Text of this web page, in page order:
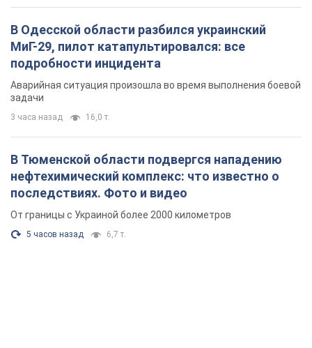
В Одесской области разбился украинский
МиГ-29, пилот катапультировался: все
подробности инцидента
Аварийная ситуация произошла во время выполнения боевой
задачи
3 часа назад 16,0 т.
В Тюменской области подвергся нападению
нефтехимический комплекс: что известно о
последствиях. Фото и видео
От границы с Украиной более 2000 километров
5 часов назад 6,7 т.